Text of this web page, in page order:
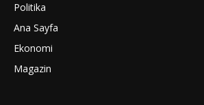
Politika
Ana Sayfa
Ekonomi
Magazin